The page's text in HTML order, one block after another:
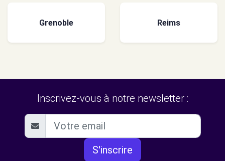
Grenoble Reims
Inscrivez-vous à notre newsletter :
S'inscrire